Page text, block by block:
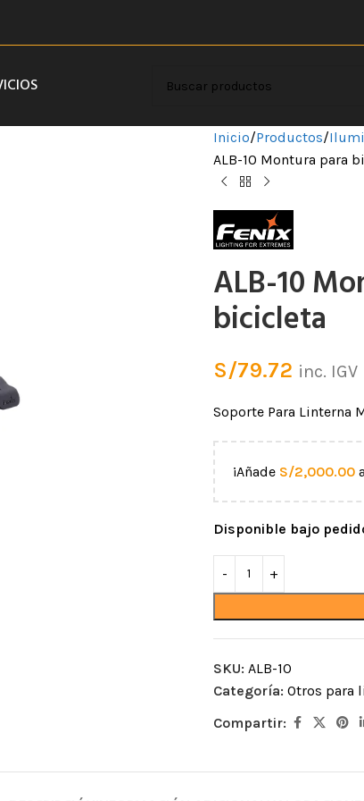
Accesorios para cuerdas
Mosquetones
Mosquetones
Mosquetones
Inicio Productos
ALB-10 Montura para
ALB-10
bicicleta
S/79.72 inc. IGV
Soporte Para Linterna
¡Añade S/2,000.00
Disponible bajo
SKU: ALB-10
Categoría: Otros para
Compartir: